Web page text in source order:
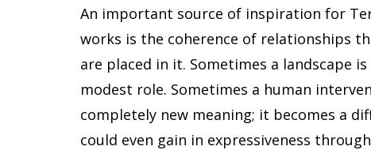
An important source of inspiration for
works is the coherence of relationships
are placed in it. Sometimes a landscape
modest role. Sometimes a human
completely new meaning; it becomes a
could even gain in expressiveness